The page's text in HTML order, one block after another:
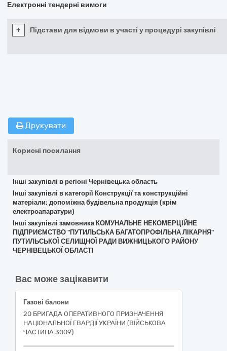
Електронні тендерні вимоги
+ Підстави для відмови в участі у процедурі закупівлі
Друкувати
Корисні посилання
Інші закупівлі в регіоні Чернівецька область
Інші закупівлі в категорії Конструкції та конструкційні
матеріали; допоміжна будівельна продукція (крім
електроапаратури)
Інші закупівлі замовника КОМУНАЛЬНЕ НЕКОМЕРЦІЙНЕ
ПІДПРИЄМСТВО "ПУТИЛЬСЬКА БАГАТОПРОФІЛЬНА ЛІКАРНЯ"
ПУТИЛЬСЬКОЇ СЕЛИЩНОЇ РАДИ ВИЖНИЦЬКОГО РАЙОНУ
ЧЕРНІВЕЦЬКОЇ ОБЛАСТІ
Вас може зацікавити
Газові балони
20 БРИГАДА ОПЕРАТИВНОГО ПРИЗНАЧЕННЯ
НАЦІОНАЛЬНОЇ ГВАРДІЇ УКРАЇНИ (ВІЙСЬКОВА
ЧАСТИНА 3009)